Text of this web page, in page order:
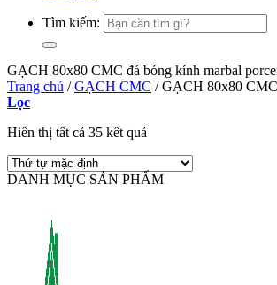
Tìm kiếm:
GẠCH 80x80 CMC đá bóng kính marbal
Trang chủ / GẠCH CMC /GẠCH 80x80 CMC
Lọc
Hiển thị tất cả 35 kết quả
DANH MỤC SẢN PHẨM